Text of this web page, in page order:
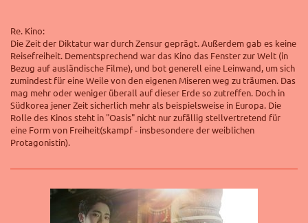
Re. Kino:
Die Zeit der Diktatur war durch Zensur geprägt. Außerdem gab es keine
Reisefreiheit. Dementsprechend war das Kino das Fenster zur Welt (in
Bezug auf ausländische Filme), und bot generell eine Leinwand, um sich
zumindest für eine Weile von den eigenen Miseren weg zu träumen. Das
mag mehr oder weniger überall auf dieser Erde so zutreffen. Doch in
Südkorea jener Zeit sicherlich mehr als beispielsweise in Europa. Die
Rolle des Kinos steht in "Oasis" nicht nur zufällig stellvertretend für
eine Form von Freiheit(skampf - insbesondere der weiblichen
Protagonistin).